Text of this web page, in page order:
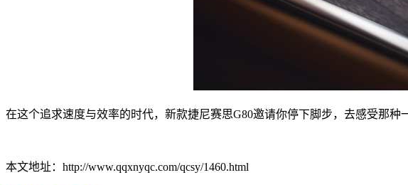
在这个追求速度与效率的时代，新款捷尼赛思G80邀请你停下脚步，去感受那
本文地址：http://www.qqxnyqc.com/qcsy/1460.html